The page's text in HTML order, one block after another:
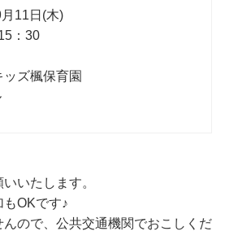
月11日(木)
：30
ッズ楓保育園
いたします。
OKです♪
ので、公共交通機関でおこしくだ